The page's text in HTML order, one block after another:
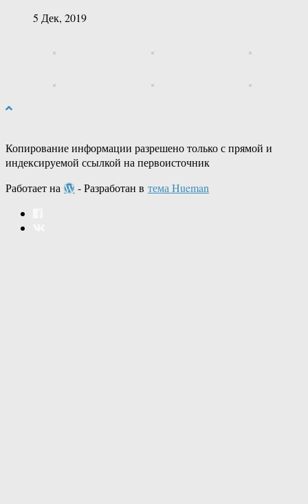
5 Дек, 2019
Копирование информации разрешено только с прямой и
индексируемой ссылкой на первоисточник
Работает на
- Разработан в тема Hueman